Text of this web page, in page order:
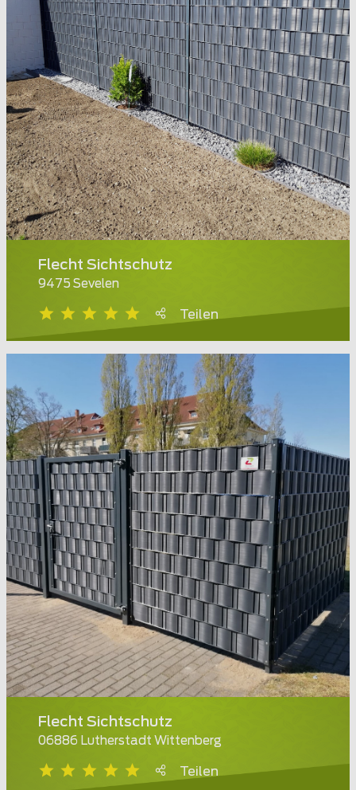
Flecht Sichtschutz
9475 Sevelen
Teilen
Flecht Sichtschutz
06886 Lutherstadt Wittenberg
Teilen